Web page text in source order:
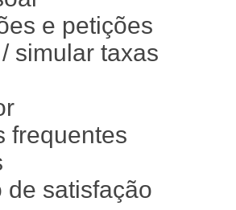
e petições
simular taxas
frequentes
de satisfação